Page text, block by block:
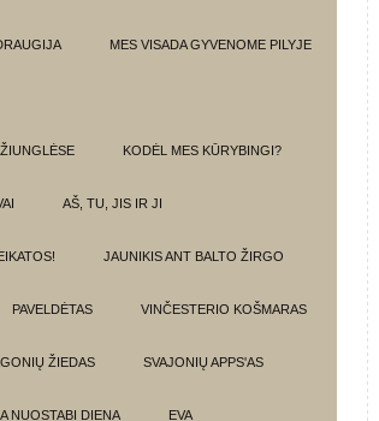
MES VISADA GYVENOME PILYJE
KODĖL MES KŪRYBINGI?
AŠ, TU, JIS IR JI
JAUNIKIS ANT BALTO ŽIRGO
PAVELDĖTAS VINČESTERIO KOŠMARAS
ŽIEDAS SVAJONIŲ APPS'AS
NUOSTABI DIENA EVA